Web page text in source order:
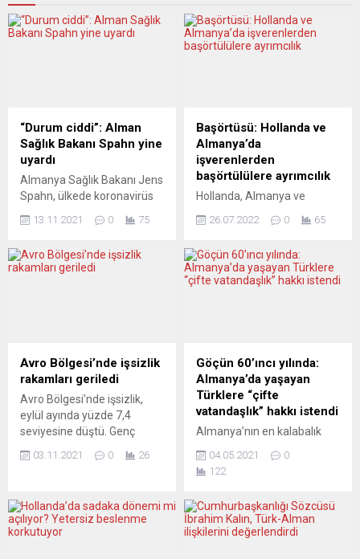
“Durum ciddi”: Alman
Sağlık Bakanı Spahn yine
uyardı
Almanya Sağlık Bakanı Jens
Spahn, ülkede koronavirüs
artmasından dolayı
söyledi. Jens Spahn,
Robert Koch Enstitüsü (RKI)
vakalarının hızla arttığına,
haftalık 100 bin kişide
görülen yeni vaka sayısının
260’ın üzerine çıktığına
işaret etti. Önlemlerin
alınmaması...
13.11.2021 0 75
Başörtüsü: Hollanda ve
Almanya’da
işverenlerden
başörtülülere ayrımcılık
Hollanda, Almanya ve
araştırmacıların ortak
Almanya’daki işverenlerin, iş
başvurularında
ve Almanya’daki
Entegrasyon ve Göç
Araştırmaları Merkezi’nden
uzmanların yaptığı
araştırmada, Hollanda,
Almanya ve İspanya’daki
işverenlerin, başörtülü
adayların iş başvurularına
Aynı kişinin,...
26.07.2022 0 65
Avro Bölgesi’nde işsizlik
rakamları geriledi
Avro Bölgesi’nde işsizlik,
eylül ayında yüzde 7,4
seviyesine düştü. Genç
sinyaller veriyor. Avrupa
Bölgesi’nin eylül ayı işsizlik
verilerini yayımladı. Buna
03.11.2021 0 26
Göçün 60’ıncı yılında:
Almanya’da yaşayan
Türklere “çifte
vatandaşlık” hakkı istendi
Almanya’nın en kalabalık
Vestfalya’da (KRV) Seçim
Hakkı Girişimi Başkanı
Almanya’ya Türk işçi
göçünün 60’ıncı yılında, tüm
04.05.2021
0
122